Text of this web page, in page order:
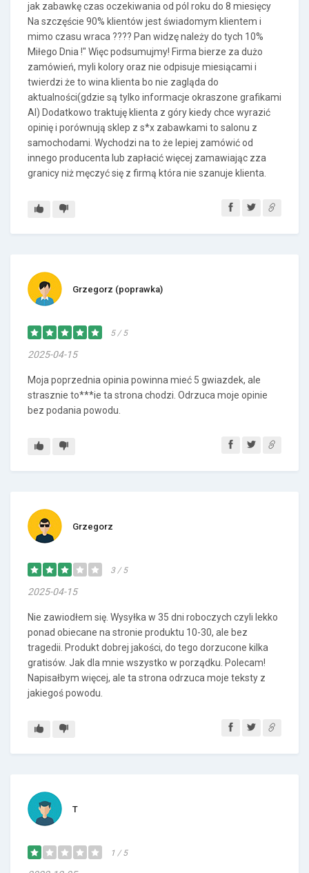
jak zabawkę czas oczekiwania od pól roku do 8 miesięcy
Na szczęście 90% klientów jest świadomym klientem i
mimo czasu wraca ???? Pan widzę należy do tych 10%
Miłego Dnia !" Więc podsumujmy! Firma bierze za dużo
zamówień, myli kolory oraz nie odpisuje miesiącami i
twierdzi że to wina klienta bo nie zagląda do
aktualności(gdzie są tylko informacje okraszone grafikami
AI) Dodatkowo traktuję klienta z góry kiedy chce wyrazić
opinię i porównują sklep z s*x zabawkami to salonu z
samochodami. Wychodzi na to że lepiej zamówić od
innego producenta lub zapłacić więcej zamawiając zza
granicy niż męczyć się z firmą która nie szanuje klienta.
Grzegorz (poprawka)
5 / 5
2025-04-15
Moja poprzednia opinia powinna mieć 5 gwiazdek, ale
strasznie to***ie ta strona chodzi. Odrzuca moje opinie
bez podania powodu.
Grzegorz
3 / 5
2025-04-15
Nie zawiodłem się. Wysyłka w 35 dni roboczych czyli lekko
ponad obiecane na stronie produktu 10-30, ale bez
tragedii. Produkt dobrej jakości, do tego dorzucone kilka
gratisów. Jak dla mnie wszystko w porządku. Polecam!
Napisałbym więcej, ale ta strona odrzuca moje teksty z
jakiegoś powodu.
T
1 / 5